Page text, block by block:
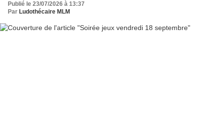
Publié le 23/07/2026 à 13:37
Par Ludothécaire MLM